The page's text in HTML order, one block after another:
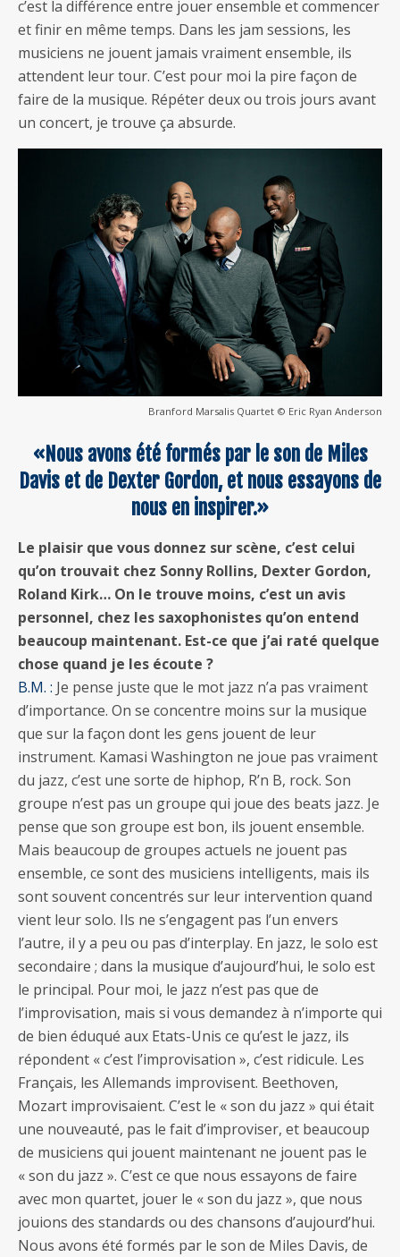
c’est la différence entre jouer ensemble et commencer
et finir en même temps. Dans les jam sessions, les
musiciens ne jouent jamais vraiment ensemble, ils
attendent leur tour. C’est pour moi la pire façon de
faire de la musique. Répéter deux ou trois jours avant
un concert, je trouve ça absurde.
Branford Marsalis Quartet © Eric Ryan Anderson
«Nous avons été formés par le son de Miles
Davis et de Dexter Gordon, et nous essayons de
nous en inspirer.»
Le plaisir que vous donnez sur scène, c’est celui
qu’on trouvait chez Sonny Rollins, Dexter Gordon,
Roland Kirk… On le trouve moins, c’est un avis
personnel, chez les saxophonistes qu’on entend
beaucoup maintenant. Est-ce que j’ai raté quelque
chose quand je les écoute ?
B.M. : Je pense juste que le mot jazz n’a pas vraiment
d’importance. On se concentre moins sur la musique
que sur la façon dont les gens jouent de leur
instrument. Kamasi Washington ne joue pas vraiment
du jazz, c’est une sorte de hiphop, R’n B, rock. Son
groupe n’est pas un groupe qui joue des beats jazz. Je
pense que son groupe est bon, ils jouent ensemble.
Mais beaucoup de groupes actuels ne jouent pas
ensemble, ce sont des musiciens intelligents, mais ils
sont souvent concentrés sur leur intervention quand
vient leur solo. Ils ne s’engagent pas l’un envers
l’autre, il y a peu ou pas d’interplay. En jazz, le solo est
secondaire ; dans la musique d’aujourd’hui, le solo est
le principal. Pour moi, le jazz n’est pas que de
l’improvisation, mais si vous demandez à n’importe qui
de bien éduqué aux Etats-Unis ce qu’est le jazz, ils
répondent « c’est l’improvisation », c’est ridicule. Les
Français, les Allemands improvisent. Beethoven,
Mozart improvisaient. C’est le « son du jazz » qui était
une nouveauté, pas le fait d’improviser, et beaucoup
de musiciens qui jouent maintenant ne jouent pas le
« son du jazz ». C’est ce que nous essayons de faire
avec mon quartet, jouer le « son du jazz », que nous
jouions des standards ou des chansons d’aujourd’hui.
Nous avons été formés par le son de Miles Davis, de